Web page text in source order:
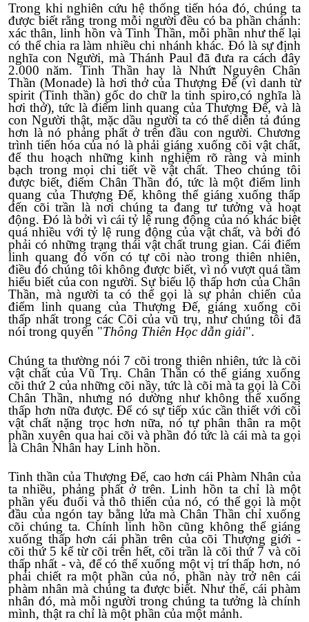
Trong khi nghiên cứu hệ thống tiến hóa đó, chúng ta
được biết rằng trong mỗi người đều có ba phần chánh:
xác thân, linh hồn và Tinh Thần, mỗi phần như thế lại
có thể chia ra làm nhiều chi nhánh khác. Đó là sự định
nghĩa con Người, mà Thánh Paul đã đưa ra cách đây
2.000 năm. Tinh Thần hay là Nhứt Nguyên Chân
Thần (Monade) là hơi thở của Thượng Đế (vì danh từ
spirit (Tinh thần) gốc do chữ la tinh spiro,có nghĩa là
hơi thở), tức là điểm linh quang của Thượng Đế, và là
con Người thật, mặc dầu người ta có thể diễn tả đúng
hơn là nó phảng phất ở trên đầu con người. Chương
trình tiến hóa của nó là phải giáng xuống cõi vật chất,
để thu hoạch những kinh nghiệm rõ ràng và minh
bạch trong mọi chi tiết về vật chất. Theo chúng tôi
được biết, điểm Chân Thần đó, tức là một điểm linh
quang của Thượng Đế, không thể giáng xuống thấp
đến cõi trần là nơi chúng ta đang tư tưởng và hoạt
động. Đó là bởi vì cái tỷ lệ rung động của nó khác biệt
quá nhiều với tỷ lệ rung động của vật chất, và bởi đó
phải có những trạng thái vật chất trung gian. Cái điểm
linh quang đó vốn có tự cõi nào trong thiên nhiên,
điều đó chúng tôi không được biết, vì nó vượt quá tầm
hiểu biết của con người. Sự biểu lộ thấp hơn của Chân
Thần, mà người ta có thể gọi là sự phản chiến của
điểm linh quang của Thượng Đế, giáng xuống cõi
thấp nhất trong các Cõi của vũ trụ, như chúng tôi đã
nói trong quyển "Thông Thiên Học dẫn giải".
Chúng ta thường nói 7 cõi trong thiên nhiên, tức là cõi
vật chất của Vũ Trụ. Chân Thần có thể giáng xuống
cõi thứ 2 của những cõi nầy, tức là cõi mà ta gọi là Cõi
Chân Thần, nhưng nó dường như không thể xuống
thấp hơn nữa được. Để có sự tiếp xúc cần thiết với cõi
vật chất nặng trọc hơn nữa, nó tự phân thân ra một
phần xuyên qua hai cõi và phần đó tức là cái mà ta gọi
là Chân Nhân hay Linh hồn.
Tinh thần của Thượng Đế, cao hơn cái Phàm Nhân của
ta nhiều, phảng phất ở trên. Linh hồn ta chỉ là một
phần yếu đuối và thô thiển của nó, có thể gọi là một
đầu của ngón tay bằng lửa mà Chân Thần chỉ xuống
cõi chúng ta. Chính linh hồn cũng không thể giáng
xuống thấp hơn cái phần trên của cõi Thượng giới -
cõi thứ 5 kể từ cõi trên hết, cõi trần là cõi thứ 7 và cõi
thấp nhất - và, để có thể xuống một vị trí thấp hơn, nó
phải chiết ra một phần của nó, phần này trở nên cái
phàm nhân mà chúng ta được biết. Như thế, cái phàm
nhân đó, mà mỗi người trong chúng ta tưởng là chính
mình, thật ra chỉ là một phần của một mảnh.